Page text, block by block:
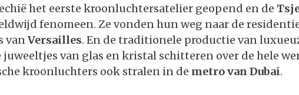
het eerste kroonluchtersatelier geopend en de
fenomeen. Ze vonden hun weg naar de
vanVersailles. En de traditionele productie van
van glas en kristal schitteren over de hele
kroonluchters ook stralen in de metro van Dubai.